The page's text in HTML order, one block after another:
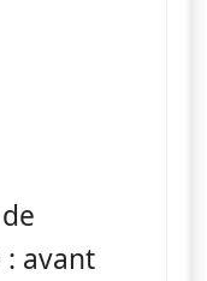
de
avant